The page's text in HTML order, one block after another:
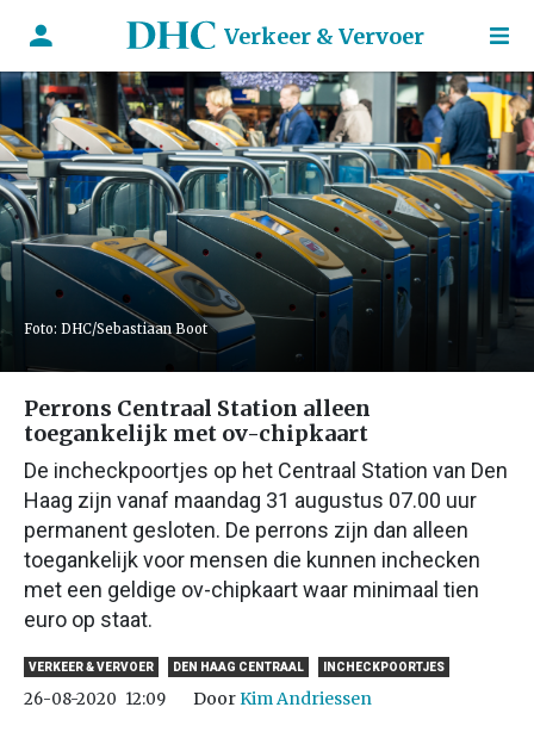
Verkeer & Vervoer
Foto: DHC/Sebastiaan Boot
Perrons Centraal Station alleen
toegankelijk met ov-chipkaart
De incheckpoortjes op het Centraal Station van Den
Haag zijn vanaf maandag 31 augustus 07.00 uur
permanent gesloten. De perrons zijn dan alleen
toegankelijk voor mensen die kunnen inchecken
met een geldige ov-chipkaart waar minimaal tien
euro op staat.
VERKEER & VERVOER DEN HAAG CENTRAAL INCHECKPOORTJES
26-08-2020 12:09 DoorKim Andriessen